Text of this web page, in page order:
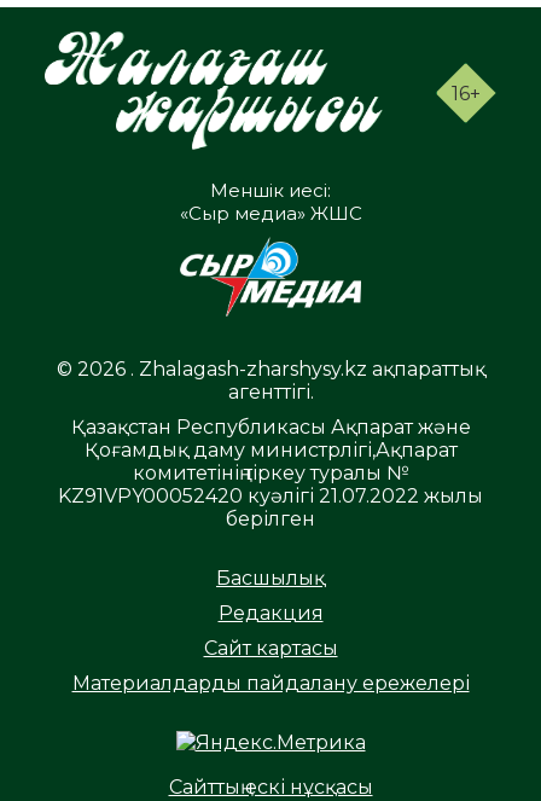
16+
Меншік иесі:
«Сыр медиа» ЖШС
© 2026 . Zhalagash-zharshysy.kz ақпараттық
агенттігі.
Қазақстан Республикасы Ақпарат және
Қоғамдық даму министрлігі,Ақпарат
комитетінің тіркеу туралы №
KZ91VPY00052420 куәлігі 21.07.2022 жылы
берілген
Басшылық
Редакция
Сайт картасы
Материалдарды пайдалану ережелері
Сайттың ескі нұсқасы